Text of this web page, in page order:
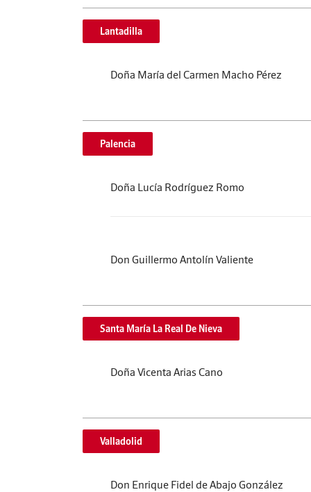
Lantadilla
Doña María del Carmen Macho Pérez
Palencia
Doña Lucía Rodríguez Romo
Don Guillermo Antolín Valiente
Santa María La Real De Nieva
Doña Vicenta Arias Cano
Valladolid
Don Enrique Fidel de Abajo González